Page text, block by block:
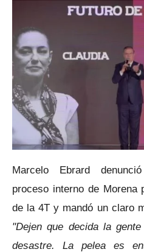
Marcelo Ebrard
proceso interno de Morena
de la 4T y mandó un claro
"Dejen que decida la
desastre. La pelea es